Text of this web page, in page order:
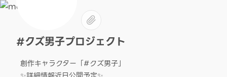
#クズ男子プロジェクト
創作キャラクター「#クズ男子」